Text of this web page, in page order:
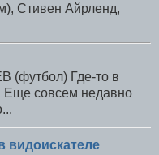
Стивен Айрленд,
(футбол) Где-то в
Еще совсем недавно
видоискателе